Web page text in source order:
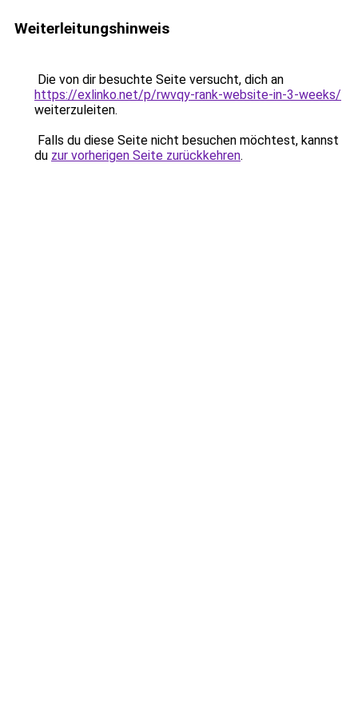
Weiterleitungshinweis
Die von dir besuchte Seite versucht, dich an
https://exlinko.net/p/rwvqy-rank-website-in-3-weeks/
weiterzuleiten.
Falls du diese Seite nicht besuchen möchtest, kannst
du zur vorherigen Seite zurückkehren.